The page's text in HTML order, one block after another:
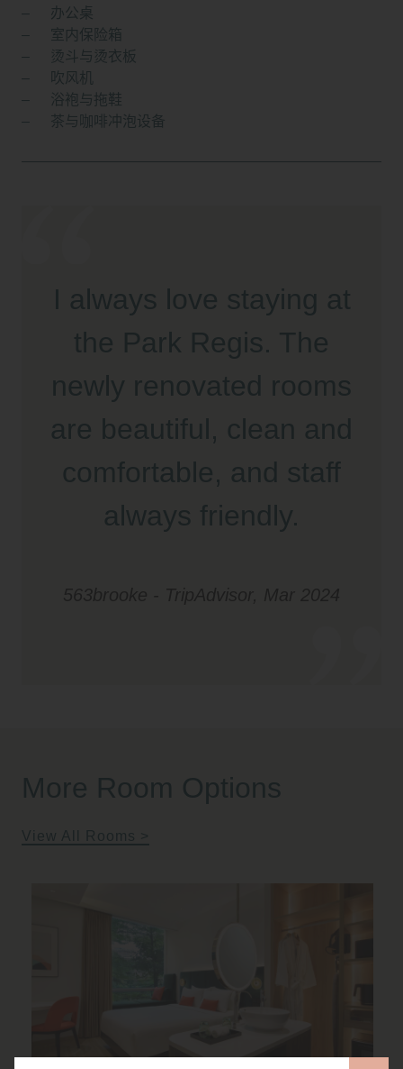
办公桌
室内保险箱
烫斗与烫衣板
吹风机
浴袍与拖鞋
茶与咖啡冲泡设备
I always love staying at
the Park Regis. The
newly renovated rooms
are beautiful, clean and
comfortable, and staff
always friendly.
More Room Options
View All Rooms